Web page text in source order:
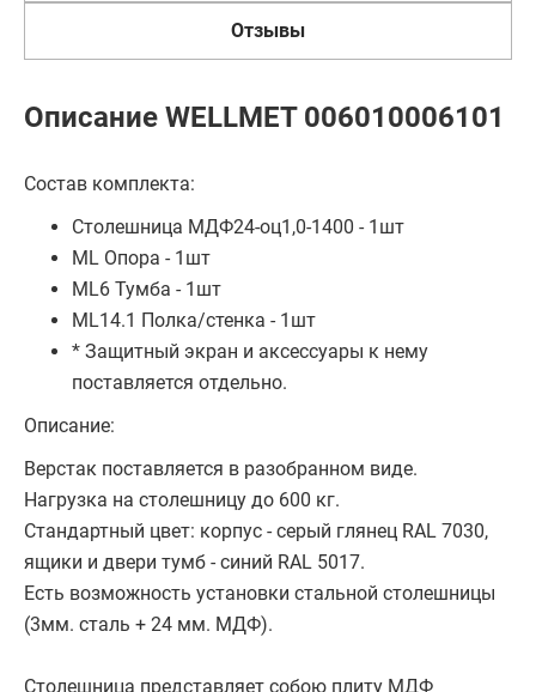
Отзывы
Описание WELLMET 006010006101
Состав комплекта:
Столешница МДФ24-оц1,0-1400 - 1шт
ML Опора - 1шт
ML6 Тумба - 1шт
ML14.1 Полка/стенка - 1шт
* Защитный экран и аксессуары к нему
поставляется отдельно.
Описание:
Верстак поставляется в разобранном виде.
Нагрузка на столешницу до 600 кг.
Стандартный цвет: корпус - серый глянец RAL 7030,
ящики и двери тумб - синий RAL 5017.
Есть возможность установки стальной столешницы
(3мм. сталь + 24 мм. МДФ).
Столешница представляет собою плиту МДФ